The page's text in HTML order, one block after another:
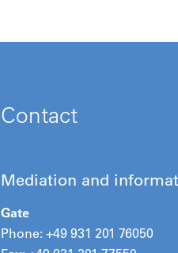
Contact
Mediation and
Gate
Phone: +49 931 201 76050